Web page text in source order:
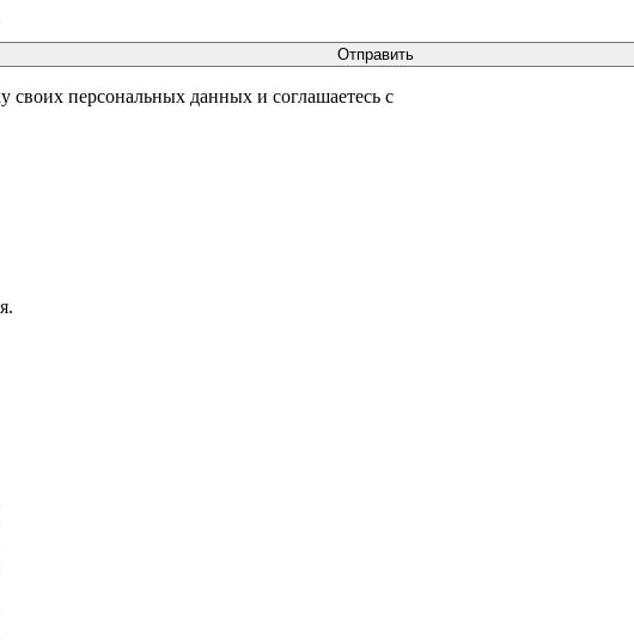
своих персональных данных и соглашаетесь с